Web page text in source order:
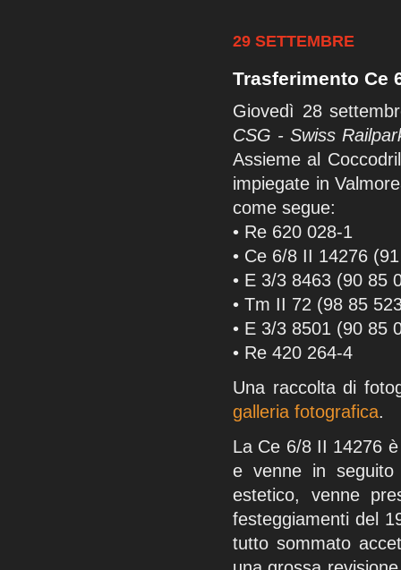
29 SETTEMBRE
Trasferimento Ce
Giovedì 28
CSG - Swiss
Assieme al
impiegate in
come segue:
• Re 620 028-1
• Ce 6/8 II 14276
• E 3/3 8463 (90 85
• Tm II 72 (98 85
• E 3/3 8501 (90 85
• Re 420 264-4
Una raccolta di
galleria fotografica.
La Ce 6/8 II 14276
e venne in
estetico, venne
festeggiamenti del
tutto sommato